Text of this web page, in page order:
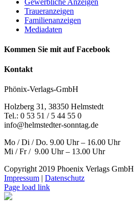
Traueranzeigen
Familienanzeigen
Mediadaten
Kommen Sie mit auf Facebook
Kontakt
Phönix-Verlags-GmbH
Holzberg 31, 38350 Helmstedt
Tel.: 0 53 51 / 5 44 55 0
info@helmstedter-sonntag.de
Mo / Di / Do. 9.00 Uhr – 16.00 Uhr
Mi / Fr / 9.00 Uhr – 13.00 Uhr
Copyright 2019 Phoenix Verlags GmbH
Impressum | Datenschutz
Page load link